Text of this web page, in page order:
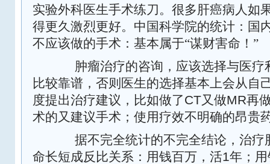
实验外科医生手术练刀。很多肝癌病人如
得更久激烈更好。中国科学院的统计：国
不应该做的手术：基本属于“谋财害命！”
肿瘤治疗的咨询，应该选择与医疗
比较靠谱，否则医生的选择基本上会从自
度提出治疗建议，比如做了CT又做MR再
术的又建议手术；使用疗效不明确的昂贵
据不完全统计的不完全结论，治疗
命长短成反比关系：用钱百万，活1年；